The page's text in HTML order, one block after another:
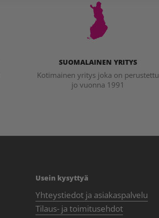
SUOMALAINEN YRITYS
Kotimainen yritys joka on perustettu
jo vuonna 1991
Usein kysyttyä
Yhteystiedot ja asiakaspalvelu
Tilaus- ja toimitusehdot